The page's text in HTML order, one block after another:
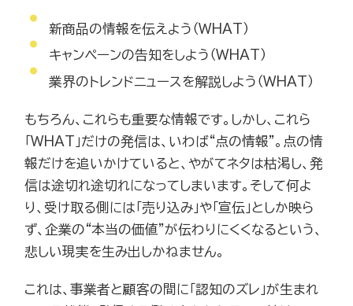
新商品の情報を伝えよう（WHAT）
キャンペーンの告知をしよう（WHAT）
業界のトレンドニュースを解説しよう（WHAT）
もちろん、これらも重要な情報です。しかし、これら
「WHAT」だけの発信は、いわば“点の情報”。点の情
報だけを追いかけていると、やがてネタは枯渇し、発
信は途切れ途切れになってしまいます。そして何よ
り、受け取る側には「売り込み」や「宣伝」としか映ら
ず、企業の“本当の価値”が伝わりにくくなるという、
悲しい現実を生み出しかねません。
これは、事業者と顧客の間に「認知のズレ」が生まれ